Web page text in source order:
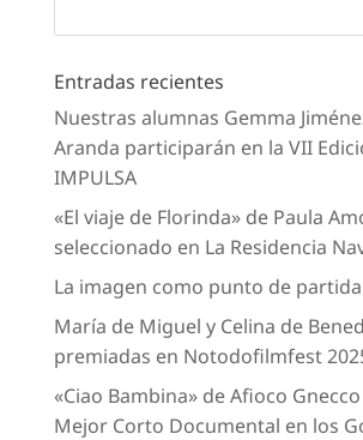
Entradas recientes
Nuestras alumnas Gemma
Aranda participarán en la VII
IMPULSA
«El viaje de Florinda» de Paula
seleccionado en La Residencia
La imagen como punto de partida
María de Miguel y Celina de
premiadas en Notodofilmfest
«Ciao Bambina» de Afioco
Mejor Corto Documental en los